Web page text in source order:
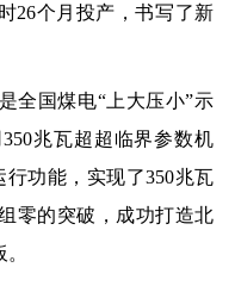
26个月投产，书写了新
全国煤电“上大压小”示
兆瓦超超临界参数机
行功能，实现了350兆瓦
零的突破，成功打造北